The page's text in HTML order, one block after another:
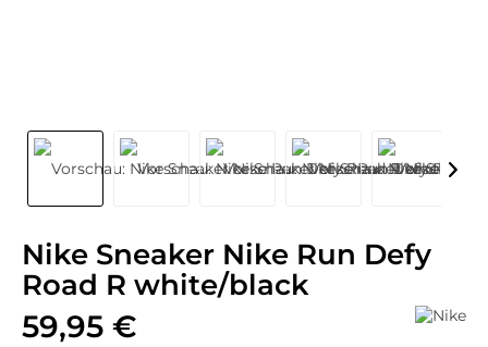
Nike Sneaker Nike Run Defy
Road R white/black
59,95 €